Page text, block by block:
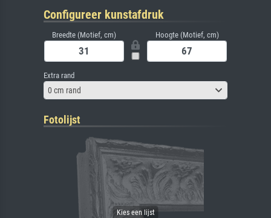
Configureer kunstafdruk
Breedte (Motief, cm) Hoogte (Motief, cm)
Extra rand
0 cm rand
Fotolijst